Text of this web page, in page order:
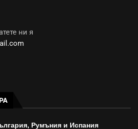
ни я
Румъния и Испания